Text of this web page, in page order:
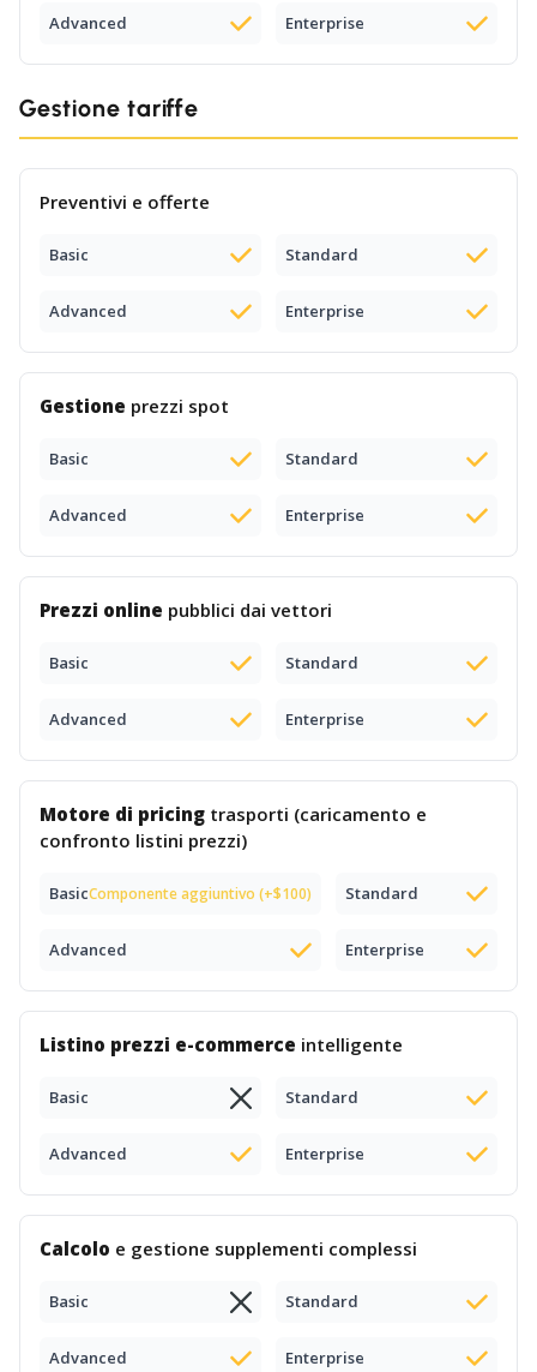
Advanced Enterprise
Gestione tariffe
Preventivi e offerte
Basic Standard
Advanced Enterprise
Gestione prezzi spot
Basic Standard
Advanced Enterprise
Prezzi online pubblici dai vettori
Basic Standard
Advanced Enterprise
Motore di pricing trasporti (caricamento e
confronto listini prezzi)
BasicComponente aggiuntivo (+$100) Standard
Advanced Enterprise
Listino prezzi e-commerce intelligente
Basic Standard
Advanced Enterprise
Calcolo e gestione supplementi complessi
Basic Standard
Advanced Enterprise